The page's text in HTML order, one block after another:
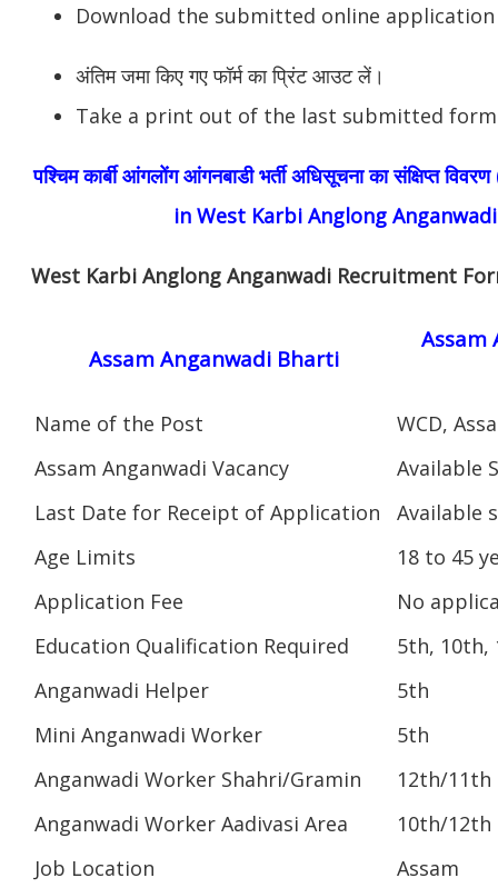
Download the submitted online
अंतिम जमा किए गए फॉर्म का प्रिंट आउट लें।
Take a print out of the last submitted
पश्चिम कार्बी आंगलोंग आंगनबाडी भर्ती अधिसूचना का संक्षिप्त
in West Karbi Anglong
West Karbi Anglong Anganwadi Recruitment
Assam Anganwadi Bharti
Assam
Name of the Post
WCD,
Assam Anganwadi Vacancy
Available
Last Date for Receipt of Application
Available
Age Limits
18 to 45
Application Fee
No
Education Qualification Required
5th, 10th,
Anganwadi Helper
5th
Mini Anganwadi Worker
5th
Anganwadi Worker Shahri/Gramin
12th/11th
Anganwadi Worker Aadivasi Area
10th/12th
Job Location
Assam